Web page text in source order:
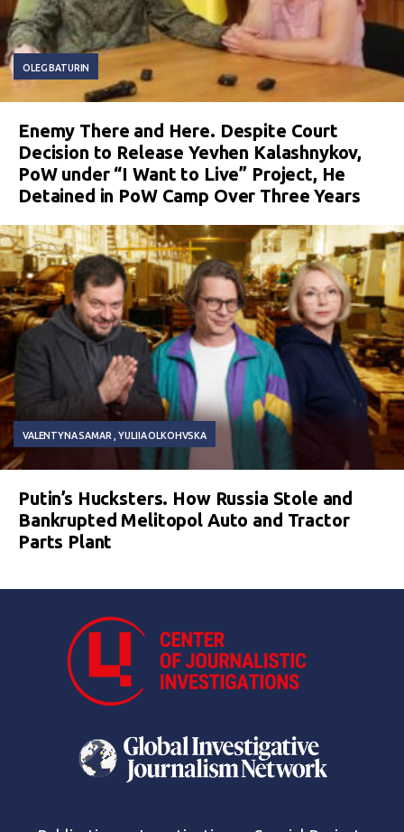
OLEG BATURIN
Enemy There and Here. Despite Court
Decision to Release Yevhen Kalashnykov,
PoW under “I Want to Live” Project, He
Detained in PoW Camp Over Three Years
VALENTYNA SAMAR YULIIA OLKOHVSKA
Putin’s Hucksters. How Russia Stole and
Bankrupted Melitopol Auto and Tractor
Parts Plant